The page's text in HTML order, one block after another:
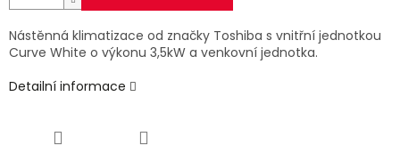
Nástěnná klimatizace od značky Toshiba s vnitřní jednotkou
Curve White o výkonu 3,5kW a venkovní jednotka.
Detailní informace